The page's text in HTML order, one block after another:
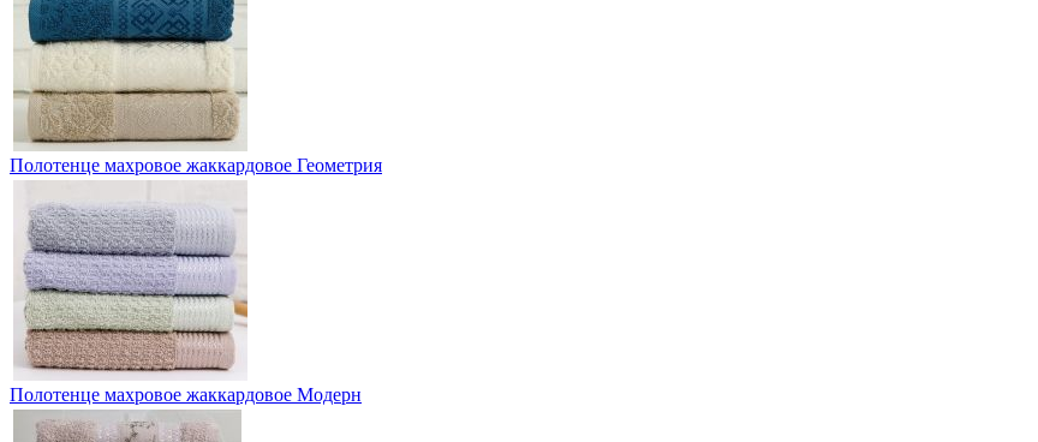
Полотенце махровое жаккардовое Геометрия
Полотенце махровое жаккардовое Модерн